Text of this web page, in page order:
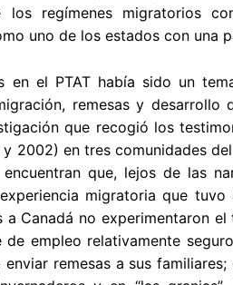
regímenes migratorios
uno de los estados con una
en el PTAT había sido un
remesas y desarrollo
que recogió los
2002) en tres comunidades
que, lejos de las
migratoria que
Canadá no experimentaron
empleo relativamente
remesas a sus